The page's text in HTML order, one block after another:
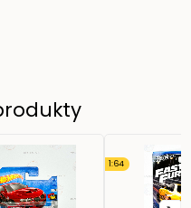
1:64